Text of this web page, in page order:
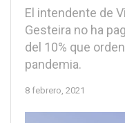
El intendente de
Gesteira no ha
del 10% que
pandemia.
8 febrero, 2021